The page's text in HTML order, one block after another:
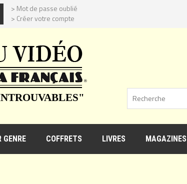
> Mot de passe oublié
> Créer votre compte
GENRE COFFRETS LIVRES MAGAZINES